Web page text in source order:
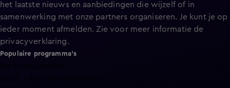
het laatste nieuws en aanbiedingen die wijzelf of in
samenwerking met onze partners organiseren. Je kunt je op
ieder moment afmelden. Zie voor meer informatie de
privacyverklaring.
Populaire programma's